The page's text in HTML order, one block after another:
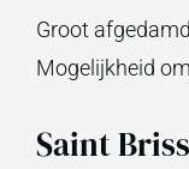
Groot
Mogelijkheid om
Saint